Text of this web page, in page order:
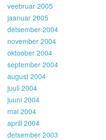
veebruar 2005
jaanuar 2005
detsember 2004
november 2004
oktoober 2004
september 2004
august 2004
juuli 2004
juuni 2004
mai 2004
aprill 2004
detsember 2003